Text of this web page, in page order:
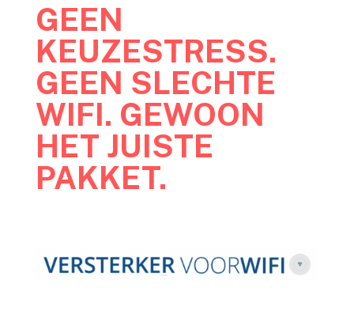
GEEN
KEUZESTRESS.
GEEN SLECHTE
WIFI. GEWOON
HET JUISTE
PAKKET.